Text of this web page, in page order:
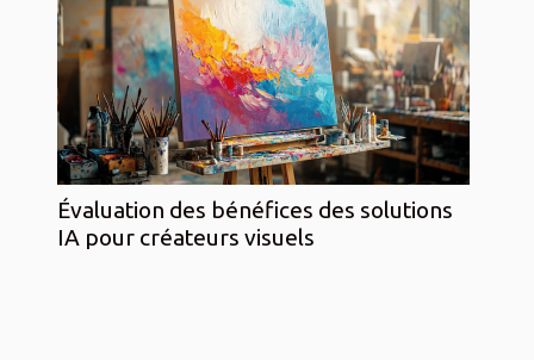
Évaluation des bénéfices des solutions
IA pour créateurs visuels